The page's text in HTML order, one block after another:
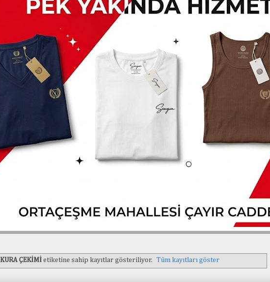
KURA ÇEKİMİetiketine sahip kayıtlar gösteriliyor. Tüm kayıtları göster